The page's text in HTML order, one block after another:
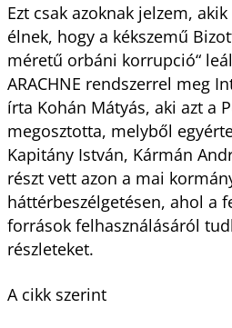
Ezt csak azoknak jelzem,
élnek, hogy a kékszemű
méretű orbáni korrupció“
ARACHNE rendszerrel meg
írta Kohán Mátyás, aki azt a
megosztotta, melyből
Kapitány István, Kármán
részt vett azon a mai
háttérbeszélgetésen, ahol a
források felhasználásáról
részleteket.
A cikk szerint